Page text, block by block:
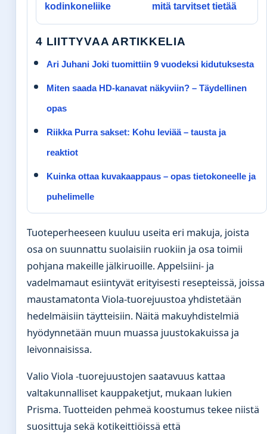
kodinkoneliike
mitä tarvitset tietää
4 LIITTYVAA ARTIKKELIA
Ari Juhani Joki tuomittiin 9 vuodeksi kidutuksesta
Miten saada HD-kanavat näkyviin? – Täydellinen
opas
Riikka Purra sakset: Kohu leviää – tausta ja
reaktiot
Kuinka ottaa kuvakaappaus – opas tietokoneelle ja
puhelimelle
Tuoteperheeseen kuuluu useita eri makuja, joista
osa on suunnattu suolaisiin ruokiin ja osa toimii
pohjana makeille jälkiruoille. Appelsiini- ja
vadelmamaut esiintyvät erityisesti resepteissä, joissa
maustamatonta Viola-tuorejuustoa yhdistetään
hedelmäisiin täytteisiin. Näitä makuyhdistelmiä
hyödynnetään muun muassa juustokakuissa ja
leivonnaisissa.
Valio Viola -tuorejuustojen saatavuus kattaa
valtakunnalliset kauppaketjut, mukaan lukien
Prisma. Tuotteiden pehmeä koostumus tekee niistä
suosittuja sekä kotikeittiöissä että